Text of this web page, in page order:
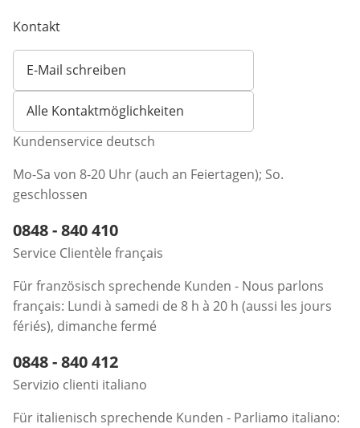
Kontakt
E-Mail schreiben
Öffnet E-Mail-Client
Alle Kontaktmöglichkeiten
Kundenservice deutsch
Mo-Sa von 8-20 Uhr (auch an Feiertagen); So.
geschlossen
Telefonnummer:
0848 - 840 410
Service Clientèle français
Für französisch sprechende Kunden - Nous parlons
français: Lundi à samedi de 8 h à 20 h (aussi les jours
fériés), dimanche fermé
Telefonnummer:
0848 - 840 412
Servizio clienti italiano
Für italienisch sprechende Kunden - Parliamo italiano: